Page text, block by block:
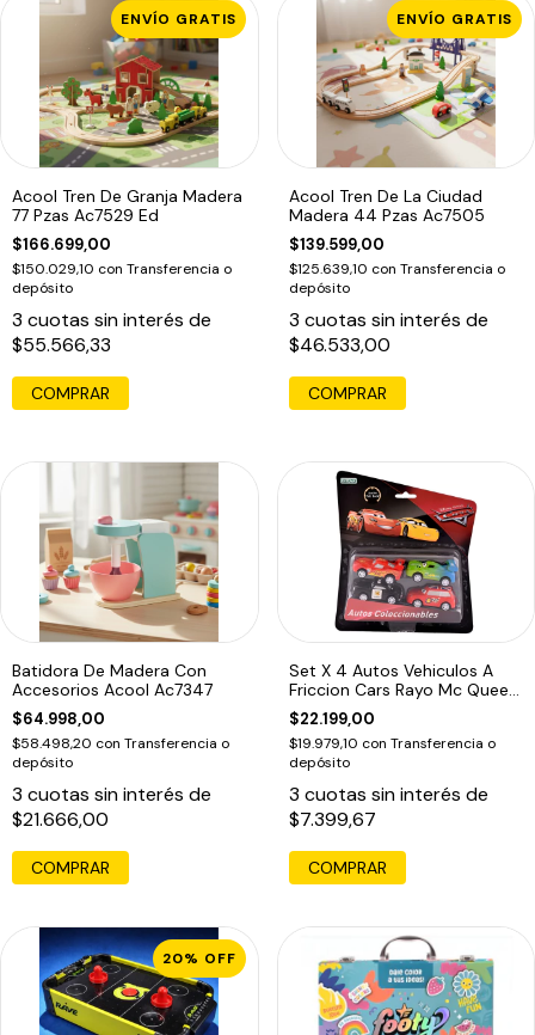
ENVÍO GRATIS
Acool Tren De Granja Madera
77 Pzas Ac7529 Ed
$166.699,00
$150.029,10 con Transferencia o
depósito
3 cuotas sin interés de
$55.566,33
ENVÍO GRATIS
Acool Tren De La Ciudad
Madera 44 Pzas Ac7505
$139.599,00
$125.639,10 con Transferencia o
depósito
3 cuotas sin interés de
$46.533,00
Batidora De Madera Con
Accesorios Acool Ac7347
$64.998,00
$58.498,20 con Transferencia o
depósito
3 cuotas sin interés de
$21.666,00
COMPRAR
Set X 4 Autos Vehiculos A
Friccion Cars Rayo Mc Queen
Ed
$22.199,00
$19.979,10 con Transferencia o
depósito
3 cuotas sin interés de
$7.399,67
COMPRAR
20% OFF